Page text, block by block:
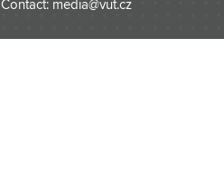
Contact: media@vut.cz